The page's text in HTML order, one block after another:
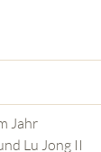
Jahr
Lu Jong II